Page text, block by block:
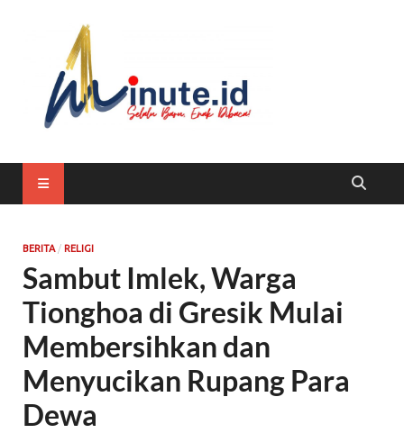
BERITA/ RELIGI
Sambut Imlek, Warga
Tionghoa di Gresik Mulai
Membersihkan dan
Menyucikan Rupang Para
Dewa